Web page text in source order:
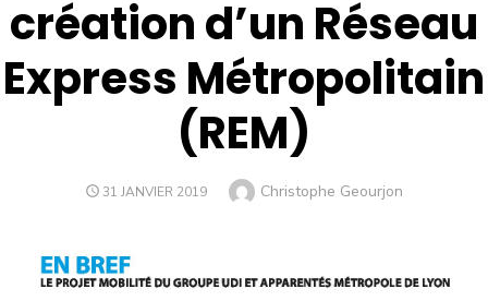
création d’un Réseau
Express Métropolitain
(REM)
31 JANVIER 2019 Christophe Geourjon